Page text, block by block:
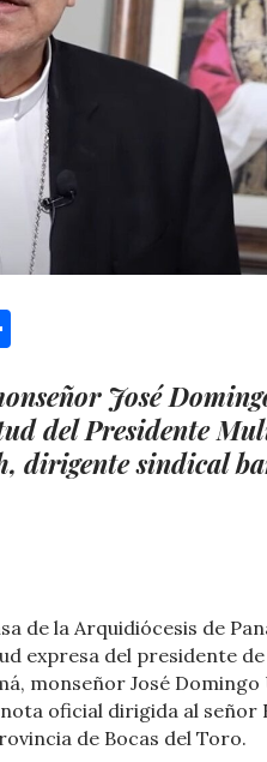
José
del Presidente
dirigente sindical
de la Arquidiócesis de
expresa del presidente de
monseñor José Domingo
oficial dirigida al señor
de Bocas del Toro.